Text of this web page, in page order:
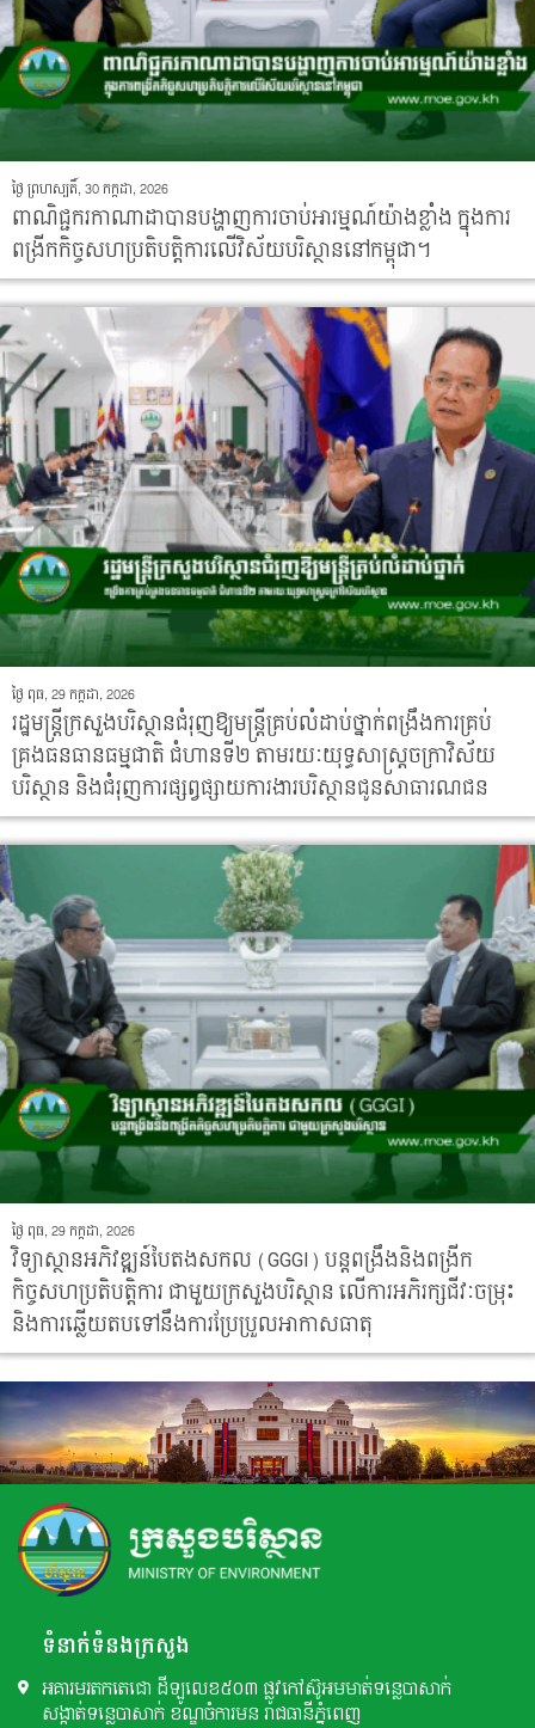
ថ្ងៃ ព្រហស្បតិ៍, 30 កក្កដា, 2026
ពាណិជ្ជករកាណាដាបានបង្ហាញការចាប់អារម្មណ៍យ៉ាងខ្លាំង ក្នុងការ
ពង្រីកកិច្ចសហប្រតិបត្តិការលើវិស័យបរិស្ថាននៅកម្ពុជា។
ថ្ងៃ ពុធ, 29 កក្កដា, 2026
រដ្ឋមន្រ្តីក្រសួងបរិស្ថានជំរុញឱ្យមន្រ្តីគ្រប់លំដាប់ថ្នាក់ពង្រឹងការគ្រប់
គ្រងធនធានធម្មជាតិ ជំហានទី២ តាមរយៈយុទ្ធសាស្ត្រចក្រាវិស័យ
បរិស្ថាន និងជំរុញការផ្សព្វផ្សាយការងារបរិស្ថានជូនសាធារណជន
ថ្ងៃ ពុធ, 29 កក្កដា, 2026
វិទ្យាស្ថានអភិវឌ្ឍន៍បៃតងសកល (GGGI) បន្តពង្រឹងនិងពង្រីក
កិច្ចសហប្រតិបត្តិការ ជាមួយក្រសួងបរិស្ថាន លើការអភិរក្សជីវៈចម្រុះ
និងការឆ្លើយតបទៅនឹងការប្រែប្រួលអាកាសធាតុ
ទំនាក់ទំនងក្រសួង
អគារមរតកតេជោ ដីឡូលេខ៥០៣ ផ្លូវកៅស៊ូអមមាត់ទន្លេបាសាក់
សង្កាត់ទន្លេបាសាក់ ខណ្ឌចំការមន រាជធានីភ្នំពេញ